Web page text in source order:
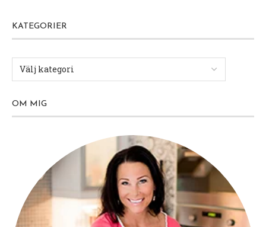
KATEGORIER
OM MIG